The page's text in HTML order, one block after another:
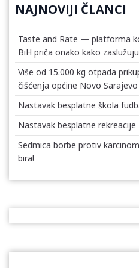
NAJNOVIJI ČLANCI
Taste and Rate — platforma
BiH priča onako kako zaslužuju
Više od 15.000 kg otpada
čišćenja općine Novo Sarajevo
Nastavak besplatne škola
Nastavak besplatne
Sedmica borbe protiv
bira!